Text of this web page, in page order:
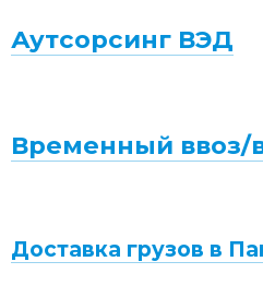
Аутсорсинг ВЭД
Временный ввоз/
Доставка грузов в